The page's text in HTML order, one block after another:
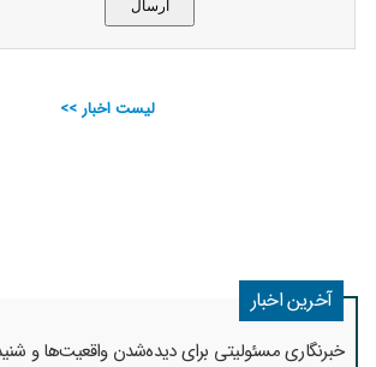
لیست اخبار >>
آخرین اخبار
خبرنگاری مسئولیتی برای دیده‌شدن واقعیت‌ها و